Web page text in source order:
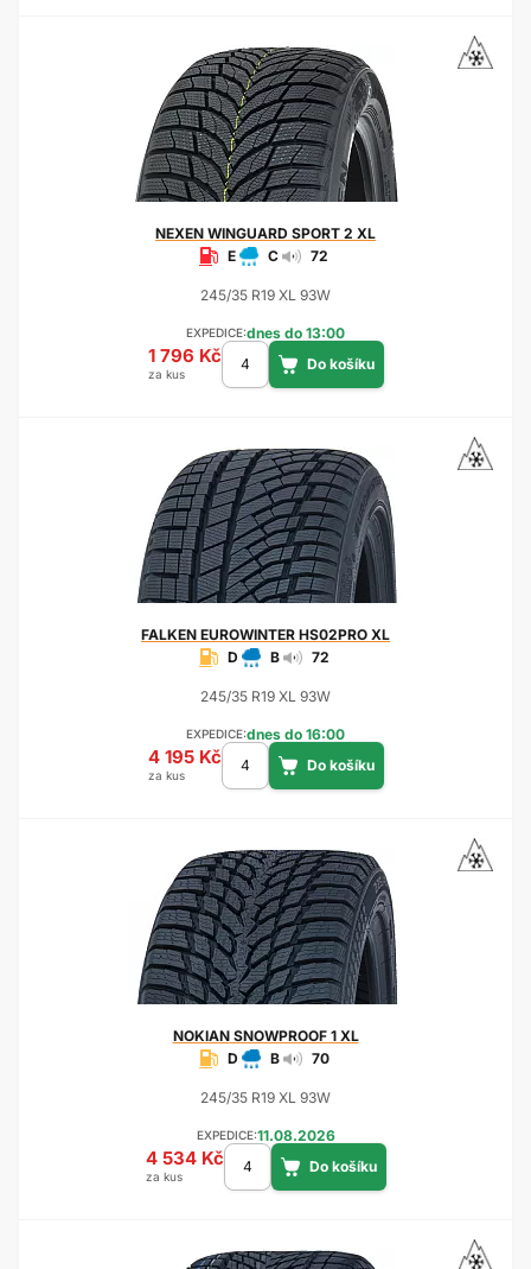
NEXEN WINGUARD SPORT 2 XL
E
C 72
245/35 R19 XL 93W
EXPEDICE:dnes do 13:00
1 796 Kč
za kus
FALKEN EUROWINTER HS02PRO XL
D
B 72
245/35 R19 XL 93W
EXPEDICE:dnes do 16:00
4 195 Kč
za kus
NOKIANSNOWPROOF 1 XL
D
B 70
245/35 R19 XL 93W
EXPEDICE:11.08.2026
4 534 Kč
za kus